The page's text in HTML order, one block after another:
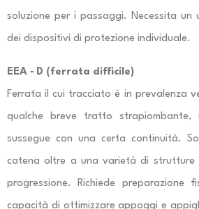
soluzione per i passaggi. Necessita
dei dispositivi di protezione individuale.
EEA ‐ D (ferrata difficile)
Ferrata il cui tracciato è in prevalenza
qualche breve tratto strapiombante,
sussegue con una certa continuità.
catena oltre a una varietà di strutture
progressione. Richiede preparazione
capacità di ottimizzare appoggi e